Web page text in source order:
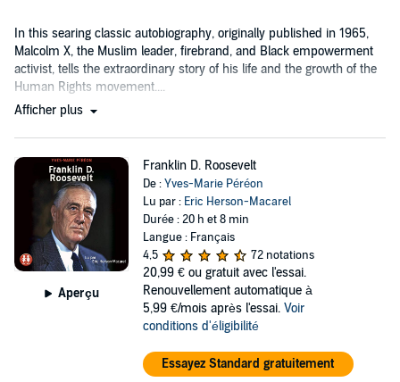
In this searing classic autobiography, originally published in 1965,
Malcolm X, the Muslim leader, firebrand, and Black empowerment
activist, tells the extraordinary story of his life and the growth of the
Human Rights movement....
Afficher plus
Aperçu
Franklin D. Roosevelt
De :Yves-Marie Péréon
Lu par : Eric Herson-Macarel
Durée : 20 h et 8 min
Langue : Français
4,5
72 notations
20,99 € ou gratuit avec l'essai.
Renouvellement automatique à
5,99 €/mois après l'essai. Voir
conditions d'éligibilité
Essayez Standard gratuitement